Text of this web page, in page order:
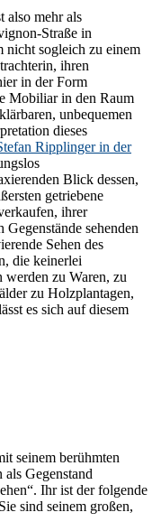
also mehr als
Straße in
nicht sogleich zu einem
ihren
in der Form
Mobiliar in den Raum
unbequemen
dieses
Ripplinger in der
Blick dessen,
getriebene
ihrer
sehenden
Sehen des
die keinerlei
werden zu Waren, zu
zu Holzplantagen,
es sich auf diesem
seinem berühmten
Gegenstand
Ihr ist der folgende
sind seinem großen,